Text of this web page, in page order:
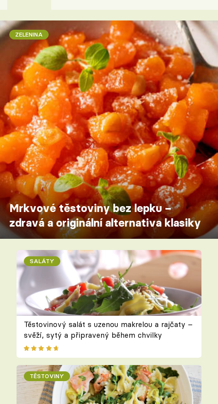
ZELENINA
Mrkvové těstoviny bez lepku –
zdravá a originální alternativa klasiky
SALÁTY
Těstovinový salát s uzenou makrelou a rajčaty –
svěží, sytý a připravený během chvilky
TĚSTOVINY